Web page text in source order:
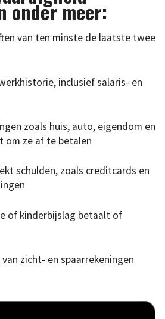
onder meer:
van ten minste de laatste twee
inclusief salaris- en
zoals huis, auto, eigendom en
om ze af te betalen
schulden, zoals creditcards en
of kinderbijslag betaalt of
zicht- en spaarrekeningen